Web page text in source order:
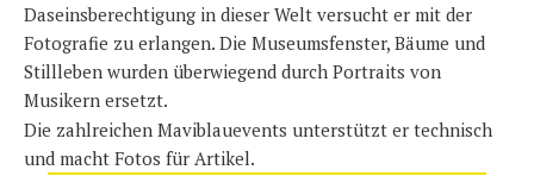
Daseinsberechtigung in dieser Welt versucht er mit der
Fotografie zu erlangen. Die Museumsfenster, Bäume und
Stillleben wurden überwiegend durch Portraits von
Musikern ersetzt.
Die zahlreichen Maviblauevents unterstützt er technisch
und macht Fotos für Artikel.